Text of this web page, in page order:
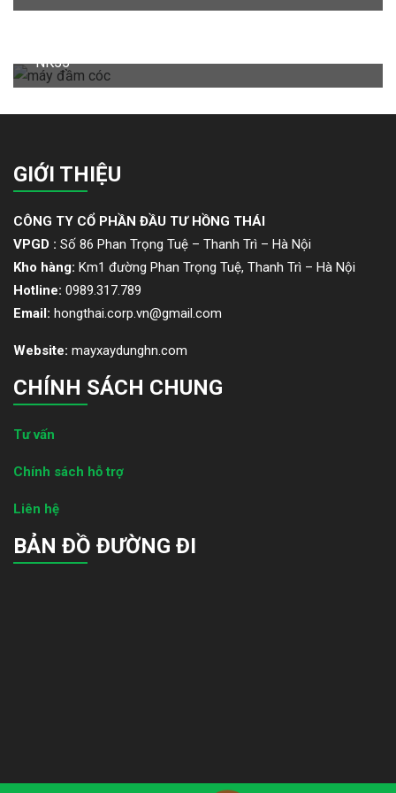
đề cần biết!
NK55
GIỚI THIỆU
CÔNG TY CỔ PHẦN ĐẦU TƯ HỒNG THÁI
VPGD : Số 86 Phan Trọng Tuệ – Thanh Trì – Hà Nội
Kho hàng: Km1 đường Phan Trọng Tuệ, Thanh Trì – Hà Nội
Hotline: 0989.317.789
Email: hongthai.corp.vn@gmail.com
Website: mayxaydunghn.com
CHÍNH SÁCH CHUNG
Tư vấn
Chính sách hỗ trợ
Liên hệ
BẢN ĐỒ ĐƯỜNG ĐI